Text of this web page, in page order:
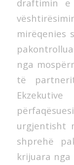
draftimin
mirëqenies
nga
të
urgjentisht
shprehë
krijuara